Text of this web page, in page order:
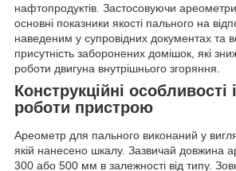
нафтопродуктів. Застосовуючи
основні показники якості пального на
наведеним у супровідних документах та
присутність заборонених домішок, які
роботи двигуна внутрішнього згоряння.
Конструкційні особливості
роботи пристрою
Ареометр для пального виконаний у
якій нанесено шкалу. Зазвичай довжина
300 або 500 мм в залежності від типу.